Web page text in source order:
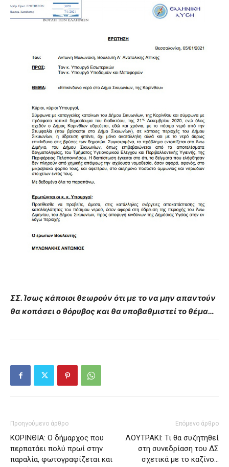
ΣΣ. Ίσως κάποιοι θεωρούν ότι με το να μην απαντούν
θα κοπάσει ο θόρυβος και θα υποβαθμιστεί το θέμα…
Προηγούμενο άρθρο
ΚΟΡΙΝΘΙΑ: Ο δήμαρχος που
περπατάει πολύ πρωί στην
παραλία, φωτογραφίζεται και
Επόμενο άρθρο
ΛΟΥΤΡΑΚΙ: Τι θα συζητηθεί
στη συνεδρίαση του ΔΣ
σχετικά με το καζίνο…